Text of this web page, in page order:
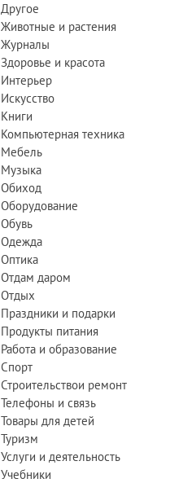
Другое
Животные и растения
Журналы
Здоровье и красота
Интерьер
Искусство
Книги
Компьютерная техника
Мебель
Музыка
Обиход
Оборудование
Обувь
Одежда
Оптика
Отдам даром
Отдых
Праздники и подарки
Продукты питания
Работа и образование
Спорт
Строительствои ремонт
Телефоны и связь
Товары для детей
Туризм
Услуги и деятельность
Учебники